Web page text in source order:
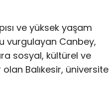
ve yüksek yaşam
vurgulayan Canbey,
sosyal, kültürel ve
Balıkesir, üniversite